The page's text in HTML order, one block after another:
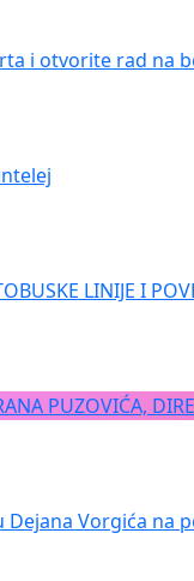
i otvorite rad na
LINIJE I
PUZOVIĆA,
Vorgića na